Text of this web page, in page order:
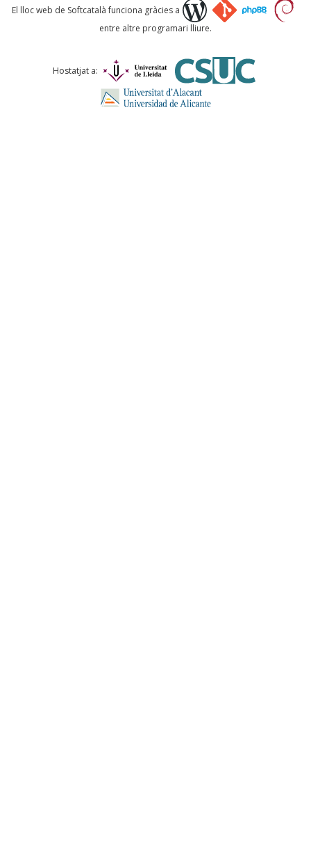
Què proposeu?
Comentari *
El lloc web de Softcatalà funciona gràcies a
entre altre programari lliure.
Hostatjat a: